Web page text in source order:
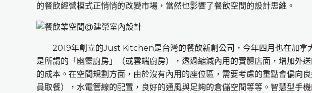
的餐飲經營模式正悄悄的改變市場，當然也影響了餐飲空間的設計思維。
2019年創立的Just Kitchen是台灣的餐飲新創公司，今年四月也在加
是所謂的「幽靈廚房」（或雲端廚房），透過縮減內用的實體店面，增加外
的成本。在空間規劃方面，由於沒有內用的座位區，需要考慮的重點會偏向
員取餐），水電管線的配置，良好的通風與足夠的倉儲空間等等。智慧型手